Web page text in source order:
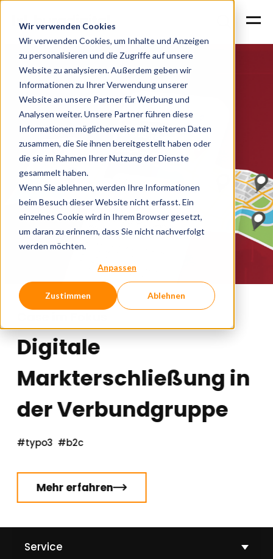
Wir verwenden Cookies
Wir verwenden Cookies, um Inhalte und Anzeigen
zu personalisieren und die Zugriffe auf unsere
Website zu analysieren. Außerdem geben wir
Informationen zu Ihrer Verwendung unserer
Website an unsere Partner für Werbung und
Analysen weiter. Unsere Partner führen diese
Informationen möglicherweise mit weiteren Daten
zusammen, die Sie ihnen bereitgestellt haben oder
die sie im Rahmen Ihrer Nutzung der Dienste
gesammelt haben.
Wenn Sie ablehnen, werden Ihre Informationen
beim Besuch dieser Website nicht erfasst. Ein
einzelnes Cookie wird in Ihrem Browser gesetzt,
um daran zu erinnern, dass Sie nicht nachverfolgt
werden möchten.
Anpassen
Zustimmen Ablehnen
Digitale
Markterschließung in
der Verbundgruppe
#typo3 #b2c
Mehr erfahren
C
Service